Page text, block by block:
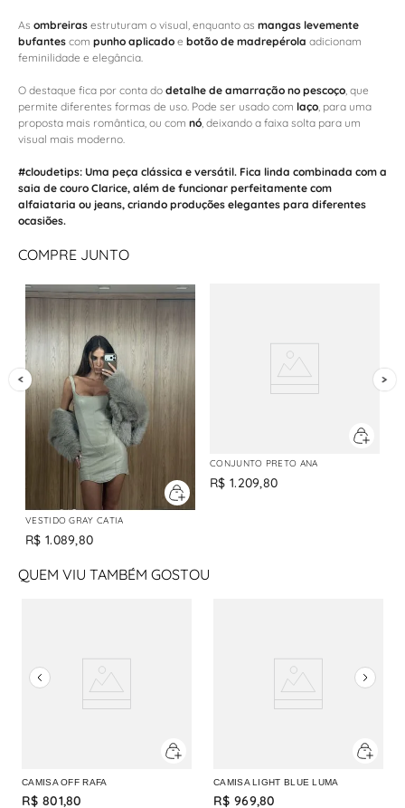
As ombreiras estruturam o visual, enquanto as mangas levemente
bufantes com punho aplicado e botão de madrepérola adicionam
feminilidade e elegância.
O destaque fica por conta do detalhe de amarração no pescoço, que
permite diferentes formas de uso. Pode ser usado com laço, para uma
proposta mais romântica, ou com nó, deixando a faixa solta para um
visual mais moderno.
#cloudetips: Uma peça clássica e versátil. Fica linda combinada com a
saia de couro Clarice, além de funcionar perfeitamente com
alfaiataria ou jeans, criando produções elegantes para diferentes
ocasiões.
COMPRE JUNTO
VESTIDO GRAY CATIA
R$ 1.089,80
CONJUNTO PRETO ANA
R$ 1.209,80
QUEM VIU TAMBÉM GOSTOU
CAMISA OFF RAFA
R$ 801,80
CAMISA LIGHT BLUE LUMA
R$ 969,80